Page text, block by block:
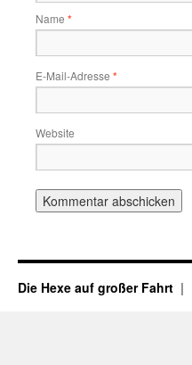
Name *
E-Mail-Adresse *
Website
Die Hexe auf großer Fahrt